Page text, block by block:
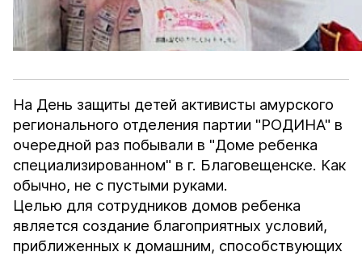
На День защиты детей активисты амурского
регионального отделения партии "РОДИНА" в
очередной раз побывали в "Доме ребенка
специализированном" в г. Благовещенске. Как
обычно, не с пустыми руками.
Целью для сотрудников домов ребенка
является создание благоприятных условий,
приближенных к домашним, способствующих